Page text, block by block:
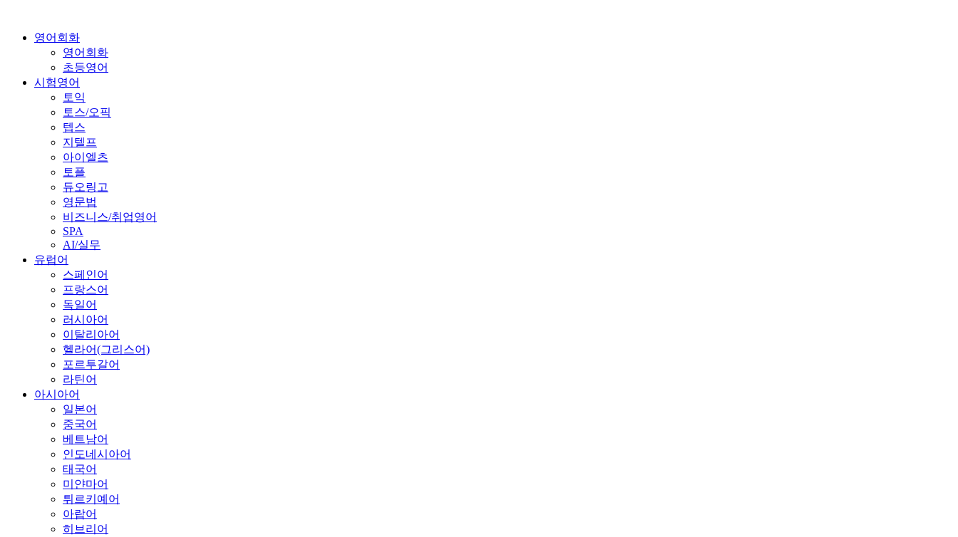
영어회화
영어회화
초등영어
시험영어
토익
토스/오픽
텝스
지텔프
아이엘츠
토플
듀오링고
영문법
비즈니스/취업영어
SPA
AI/실무
유럽어
스페인어
프랑스어
독일어
러시아어
이탈리아어
헬라어(그리스어)
포르투갈어
라틴어
아시아어
일본어
중국어
베트남어
인도네시아어
태국어
미얀마어
튀르키예어
아랍어
히브리어